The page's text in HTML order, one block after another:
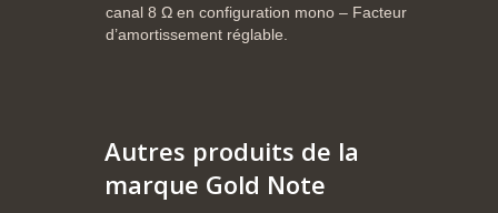
canal 8 Ω en configuration mono – Facteur
d’amortissement réglable.
Autres produits de la
marque Gold Note